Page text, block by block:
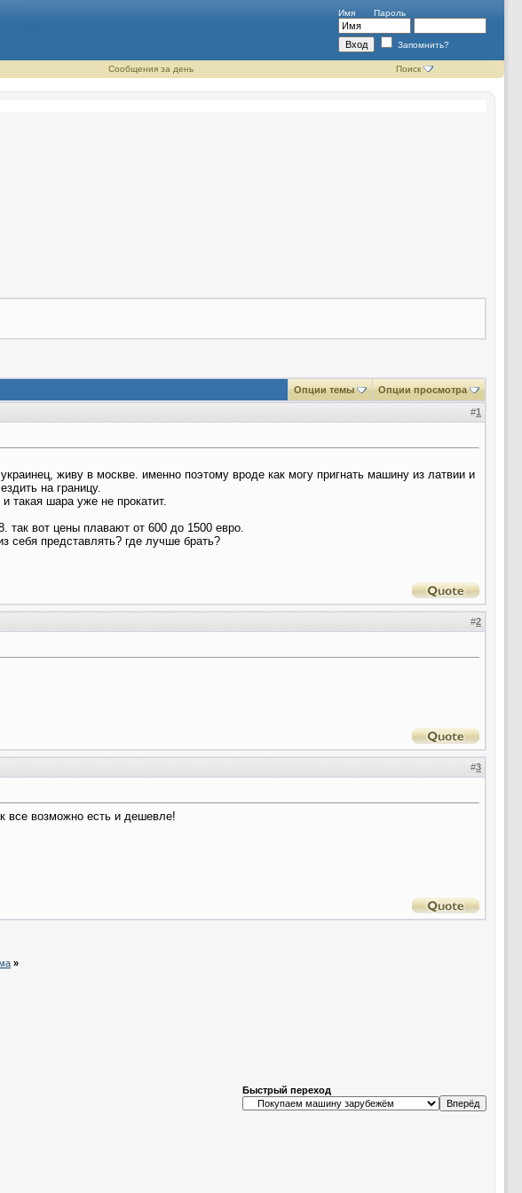
Имя Пароль
Запомнить?
Сообщения за день Поиск
Опции темы Опции просмотра
#1
живу в москве. именно поэтому вроде как могу пригнать машину из латвии и
на границу.
такая шара уже не прокатит.
вот цены плавают от 600 до 1500 евро.
себя представлять? где лучше брать?
#2
#3
все возможно есть и дешевле!
»
Быстрый переход